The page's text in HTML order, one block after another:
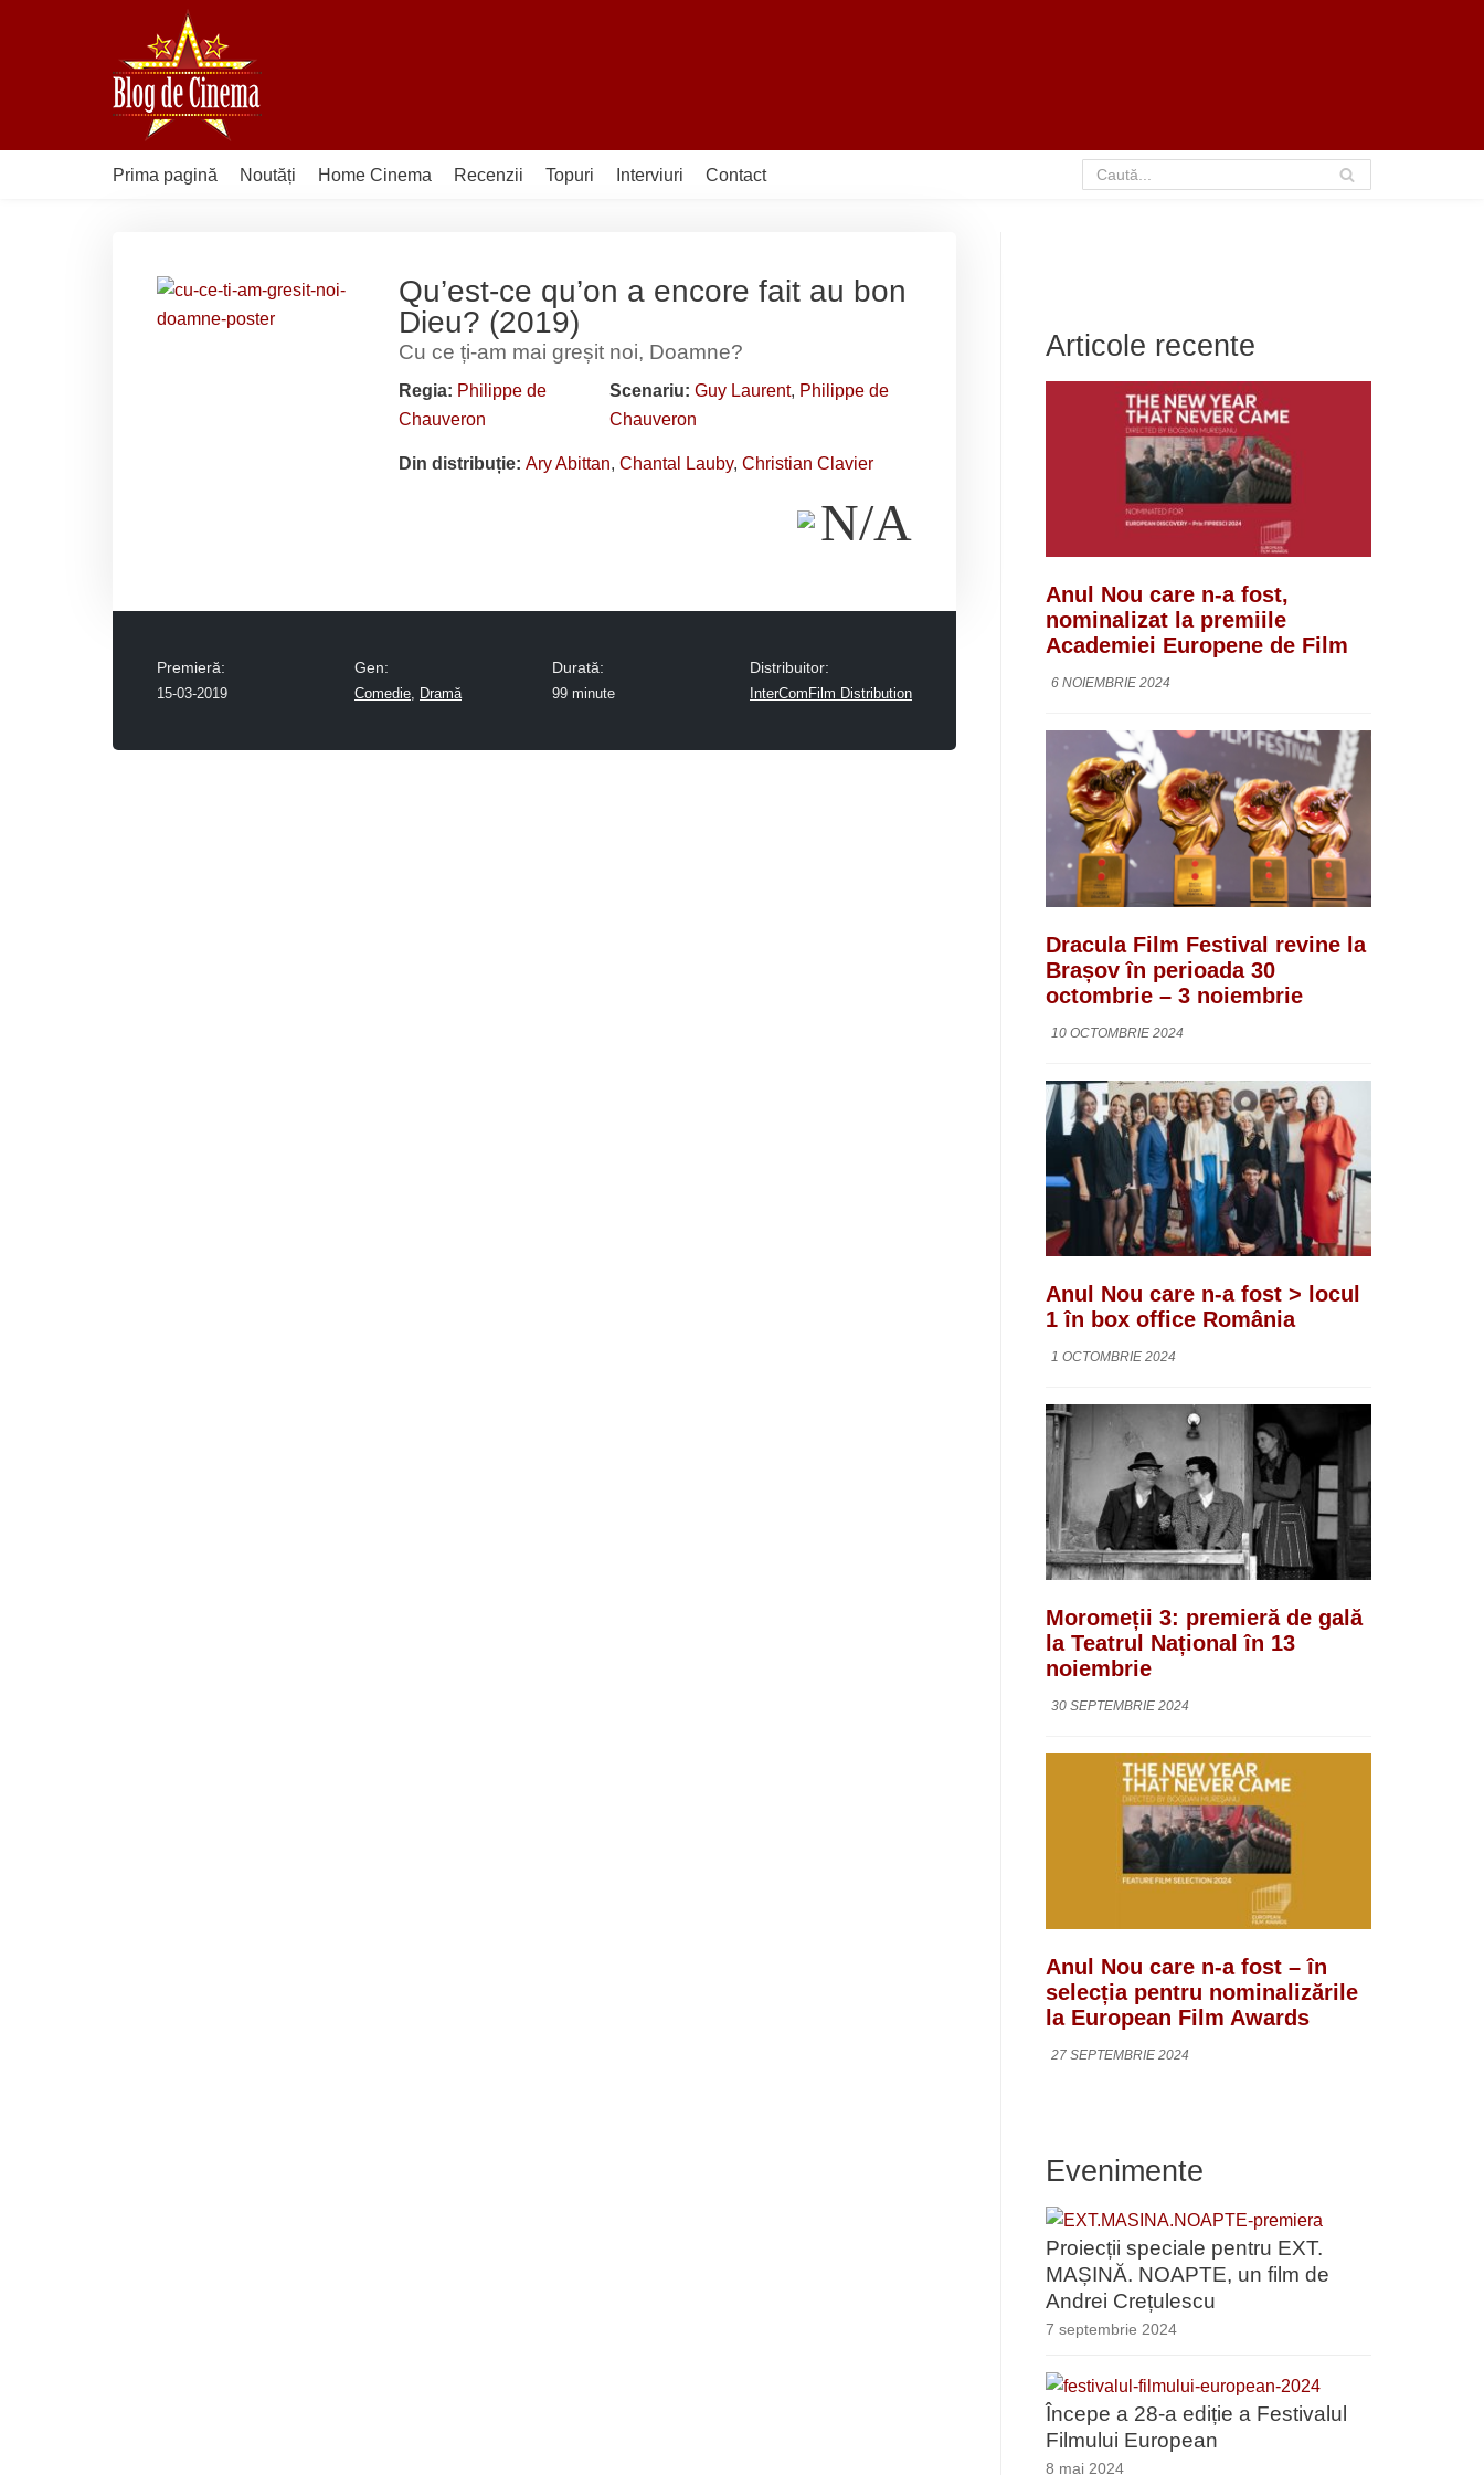
Prima pagină Noutăți Home Cinema Recenzii Topuri Interviuri Contact
Qu’est-ce qu’on a encore fait au bon
Dieu? (2019)
Cu ce ți-am mai greșit noi, Doamne?
Regia: Philippe de
Chauveron
Scenariu: Guy Laurent, Philippe de
Chauveron
Din distribuție: Ary Abittan, Chantal Lauby, Christian Clavier
N/A
Premieră:
15-03-2019
Gen:
Comedie, Dramă
Durată:
99 minute
Distribuitor:
InterComFilm Distribution
Articole recente
Anul Nou care n-a fost,
nominalizat la premiile
Academiei Europene de Film
6 NOIEMBRIE 2024
Dracula Film Festival revine la
Brașov în perioada 30
octombrie – 3 noiembrie
10 OCTOMBRIE 2024
Anul Nou care n-a fost > locul
1 în box office România
1 OCTOMBRIE 2024
Moromeții 3: premieră de gală
la Teatrul Național în 13
noiembrie
30 SEPTEMBRIE 2024
Anul Nou care n-a fost – în
selecția pentru nominalizările
la European Film Awards
27 SEPTEMBRIE 2024
Evenimente
Proiecții speciale pentru EXT.
MAȘINĂ. NOAPTE, un film de
Andrei Crețulescu
7 septembrie 2024
Începe a 28-a ediție a Festivalul
Filmului European
8 mai 2024